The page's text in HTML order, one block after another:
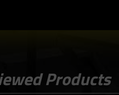
Products